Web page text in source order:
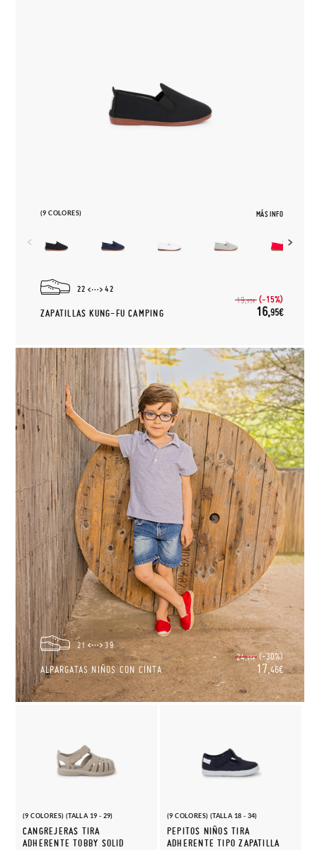
(9 COLORES) MÁS INFO
22 42
ZAPATILLAS KUNG-FU CAMPING
19,95€ (-15%)
16,95€
21 39
ALPARGATAS NIÑOS CON CINTA
24,95€ (-30%)
17,46€
(9 COLORES) (TALLA 19 - 29)
CANGREJERAS TIRA
ADHERENTE TOBBY SOLID
(9 COLORES) (TALLA 18 - 34)
PEPITOS NIÑOS TIRA
ADHERENTE TIPO ZAPATILLA